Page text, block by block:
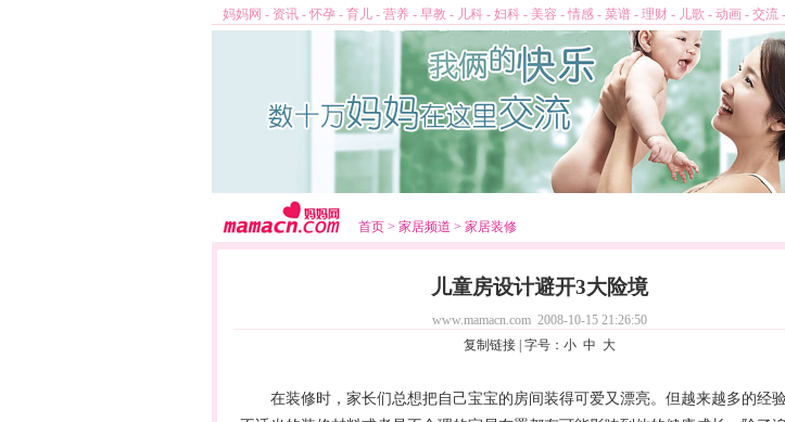
妈妈网 - 资讯 - 怀孕 - 育儿 - 营养 - 早教 - 儿科 - 妇科 - 美容 - 情感 - 菜谱 - 理财 - 儿歌 - 动画 - 交流 -
首页 > 家居频道 > 家居装修
儿童房设计避开3大险境
www.mamacn.com 2008-10-15 21:26:50
复制链接| 字号： 小 中 大
在装修时，家长们总想把自己宝宝的房间装得可爱又漂亮。但越来越多的经验